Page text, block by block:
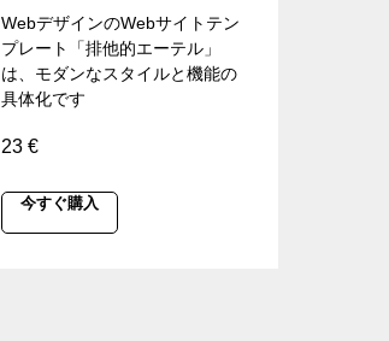
WebデザインのWebサイトテン
プレート「排他的エーテル」
は、モダンなスタイルと機能の
具体化です
23 €
今すぐ購入